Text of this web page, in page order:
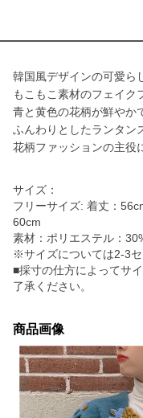
韓国風デザインの可愛ら
もこもこ素材のフェイク
青と黄色の花柄が鮮やか
ふんわりとしたランタン
花柄ファッションの主役
サイズ：
フリーサイズ: 着丈：
60cm
素材：ポリエステル：
※サイズについては2-3セ
■採寸の仕方によってサ
了承ください。
商品画像